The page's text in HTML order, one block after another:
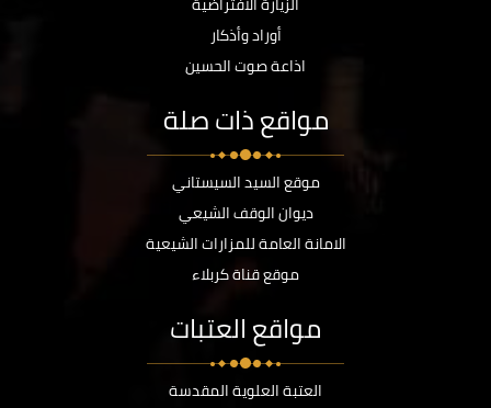
أوراد وأذكار
اذاعة صوت الحسين
مواقع ذات صلة
موقع السيد السيستاني
ديوان الوقف الشيعي
الامانة العامة للمزارات الشيعية
موقع قناة كربلاء
مواقع العتبات
العتبة العلوية المقدسة